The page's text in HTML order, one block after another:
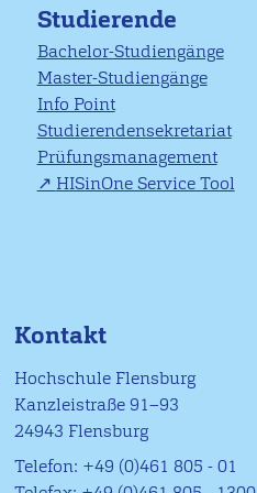
Studierende
Bachelor-Studiengänge
Master-Studiengänge
Info Point
Studierendensekretariat
Prüfungsmanagement
HISinOne Service Tool
Kontakt
Hochschule Flensburg
Kanzleistraße 91–93
24943 Flensburg
Telefon: +49 (0)461 805 - 01